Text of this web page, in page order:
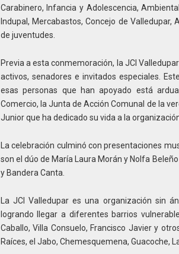
Carabinero, Infancia y Adolescencia,
Indupal, Mercabastos, Concejo de
de juventudes.
Previa a esta conmemoración, la JCI
activos, senadores e invitados especiales.
esas personas que han apoyado está
Comercio, la Junta de Acción Comunal de la
Junior que ha dedicado su vida a la
La celebración culminó con presentaciones
son el dúo de María Laura Morán y Nolfa
y Bandera Canta.
La JCI Valledupar es una organización sin
logrando llegar a diferentes barrios
Caballo, Villa Consuelo, Francisco Javier y
Raíces, el Jabo, Chemesquemena, Guacoche,